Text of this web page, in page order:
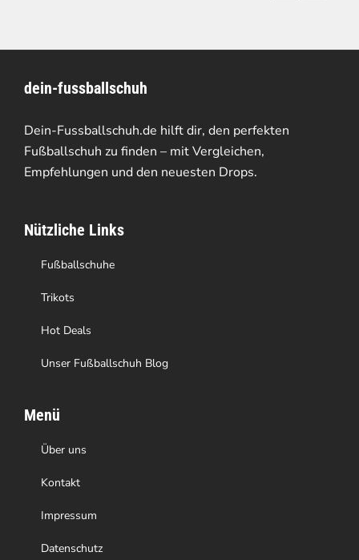
dein-fussballschuh
Dein-Fussballschuh.de hilft dir, den perfekten
Fußballschuh zu finden – mit Vergleichen,
Empfehlungen und den neuesten Drops.
Nützliche Links
Fußballschuhe
Trikots
Hot Deals
Unser Fußballschuh Blog
Menü
Über uns
Kontakt
Impressum
Datenschutz